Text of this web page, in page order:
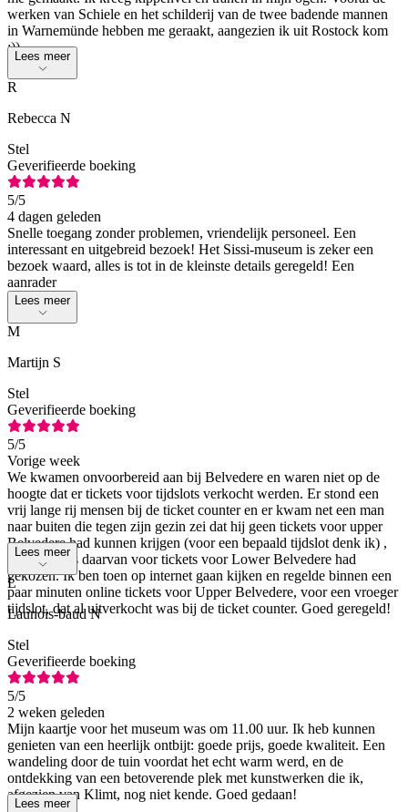
werken van Schiele en het schilderij van de twee badende mannen
in Warnemünde hebben me geraakt, aangezien ik uit Rostock kom
:))
Lees meer
R
Rebecca N
Stel
Geverifieerde boeking
5/5
4 dagen geleden
Snelle toegang zonder problemen, vriendelijk personeel. Een
interessant en uitgebreid bezoek! Het Sissi-museum is zeker een
bezoek waard, alles is tot in de kleinste details geregeld! Een
aanrader
Lees meer
M
Martijn S
Stel
Geverifieerde boeking
5/5
Vorige week
We kwamen onvoorbereid aan bij Belvedere en waren niet op de
hoogte dat er tickets voor tijdslots verkocht werden. Er stond een
vrij lange rij mensen bij de ticket counter en er kwam net een man
naar buiten die tegen zijn gezin zei dat hij geen tickets voor upper
Belvedere had kunnen krijgen (voor een bepaald tijdslot denk ik) ,
dus in plaats daarvan voor tickets voor Lower Belvedere had
gekozen. Ik ben toen op internet gaan kijken en regelde binnen een
paar minuten online tickets voor Upper Belvedere, voor een vroeger
tijdslot, dat al uitverkocht was bij de ticket counter. Goed geregeld!
Lees meer
L
Launois-baud N
Stel
Geverifieerde boeking
5/5
2 weken geleden
Mijn kaartje voor het museum was om 11.00 uur. Ik heb kunnen
genieten van een heerlijk ontbijt: goede prijs, goede kwaliteit. Een
wandeling door de tuin voordat het echt warm werd, en de
ontdekking van een betoverende plek met kunstwerken die ik,
afgezien van Klimt, nog niet kende. Goed gedaan!
Lees meer